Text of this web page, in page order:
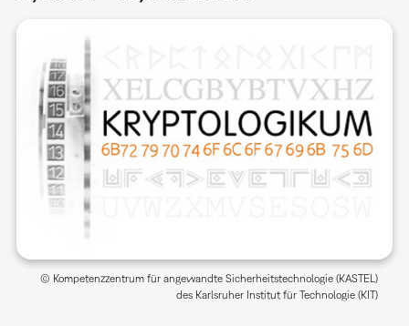
© Kompetenzzentrum für angewandte Sicherheitstechnologie (KASTEL)
des Karlsruher Institut für Technologie (KIT)